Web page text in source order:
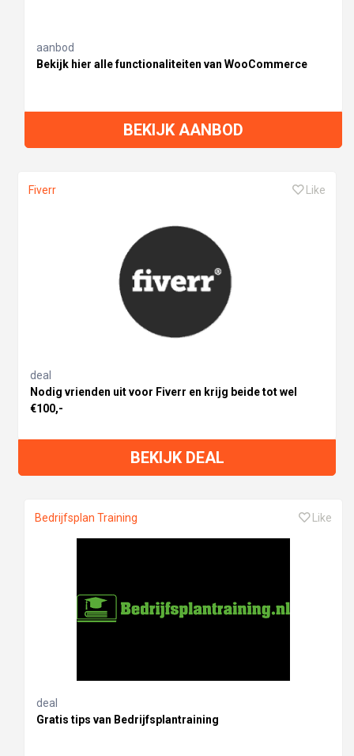
aanbod
Bekijk hier alle functionaliteiten van WooCommerce
BEKIJK AANBOD
Fiverr Like
deal
Nodig vrienden uit voor Fiverr en krijg beide tot wel
€100,-
BEKIJK DEAL
Bedrijfsplan Training Like
deal
Gratis tips van Bedrijfsplantraining